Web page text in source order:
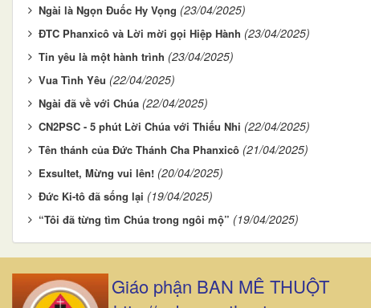
Ngài là Ngọn Đuốc Hy Vọng (23/04/2025)
ĐTC Phanxicô và Lời mời gọi Hiệp Hành (23/04/2025)
Tin yêu là một hành trình (23/04/2025)
Vua Tình Yêu (22/04/2025)
Ngài đã về với Chúa (22/04/2025)
CN2PSC - 5 phút Lời Chúa với Thiếu Nhi (22/04/2025)
Tên thánh của Đức Thánh Cha Phanxicô (21/04/2025)
Exsultet, Mừng vui lên! (20/04/2025)
Đức Ki-tô đã sống lại (19/04/2025)
“Tôi đã từng tìm Chúa trong ngôi mộ” (19/04/2025)
Giáo phận BAN MÊ THUỘT